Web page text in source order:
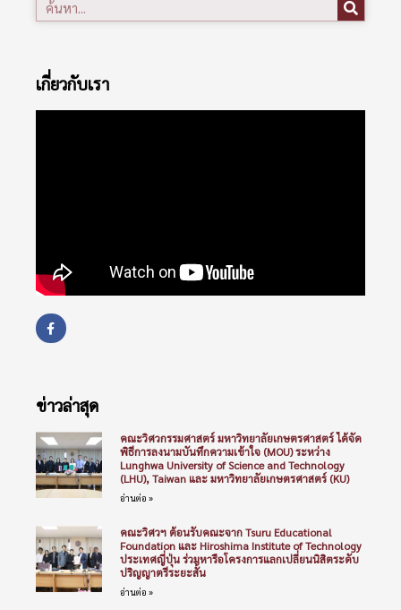
เกี่ยวกับเรา
ข่าวล่าสุด
คณะวิศวกรรมศาสตร์ มหาวิทยาลัยเกษตรศาสตร์ ได้จัด
พิธีการลงนามบันทึกความเข้าใจ (MOU) ระหว่าง
Lunghwa University of Science and Technology
(LHU), Taiwan และ มหาวิทยาลัยเกษตรศาสตร์ (KU)
อ่านต่อ »
คณะวิศวฯ ต้อนรับคณะจาก Tsuru Educational
Foundation และ Hiroshima Institute of Technology
ประเทศญี่ปุ่น ร่วมหารือโครงการแลกเปลี่ยนนิสิตระดับ
ปริญญาตรีระยะสั้น
อ่านต่อ »